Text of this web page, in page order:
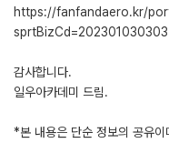
https://fanfandaero.kr/
sprtBizCd=202301030303
감사합니다.
일우아카데미 드림.
*본 내용은 단순 정보의 공유이